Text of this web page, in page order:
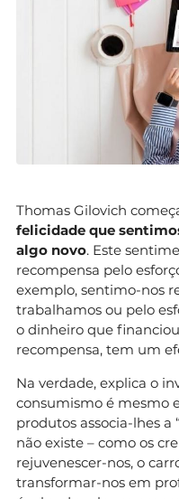
Thomas Gilovich
felicidade que
algo novo. Este
recompensa pelo
exemplo, sentimo-nos
trabalhamos ou pelo
o dinheiro que
recompensa, tem um
Na verdade, explica o
consumismo é mesmo
produtos associa-lhes
não existe – como os
rejuvenescer-nos, o
transformar-nos em